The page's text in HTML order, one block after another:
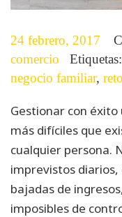
24 febrero, 2017
comercio
Etiquetas:
negocio familiar,
Gestionar con éxito
más difíciles que
cualquier persona.
imprevistos diarios,
bajadas de
imposibles de